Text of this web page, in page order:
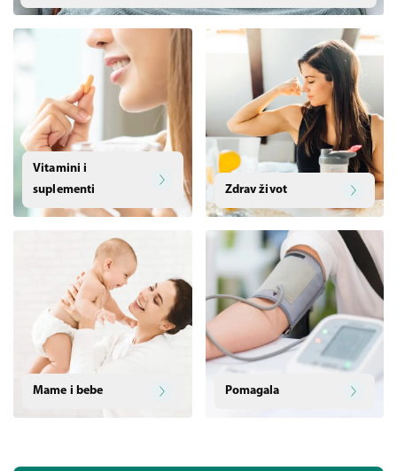
Vitamini i
suplementi
Zdrav život
Mame i bebe Pomagala